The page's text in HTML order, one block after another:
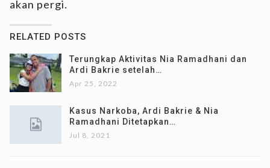
akan pergi.
RELATED POSTS
Terungkap Aktivitas Nia Ramadhani dan
Ardi Bakrie setelah…
Apr 25, 2022
Kasus Narkoba, Ardi Bakrie & Nia
Ramadhani Ditetapkan…
Jul 8, 2021